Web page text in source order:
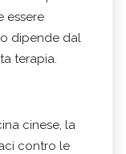
essere
dipende dal
terapia.
cinese, la
contro le